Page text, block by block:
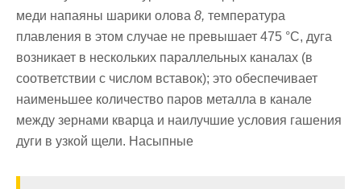
меди напаяны шарики олова 8, температура
плавления в этом случае не превышает 475 °С, дуга
возникает в нескольких па­раллельных каналах (в
соответствии с числом вставок); это обеспечи­вает
наименьшее количество паров металла в канале
между зернами кварца и наилучшие условия гашения
дуги в узкой щели. Насыпные